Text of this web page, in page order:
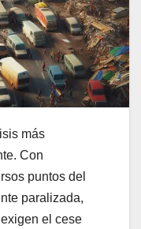
más
Con
puntos del
paralizada,
el cese